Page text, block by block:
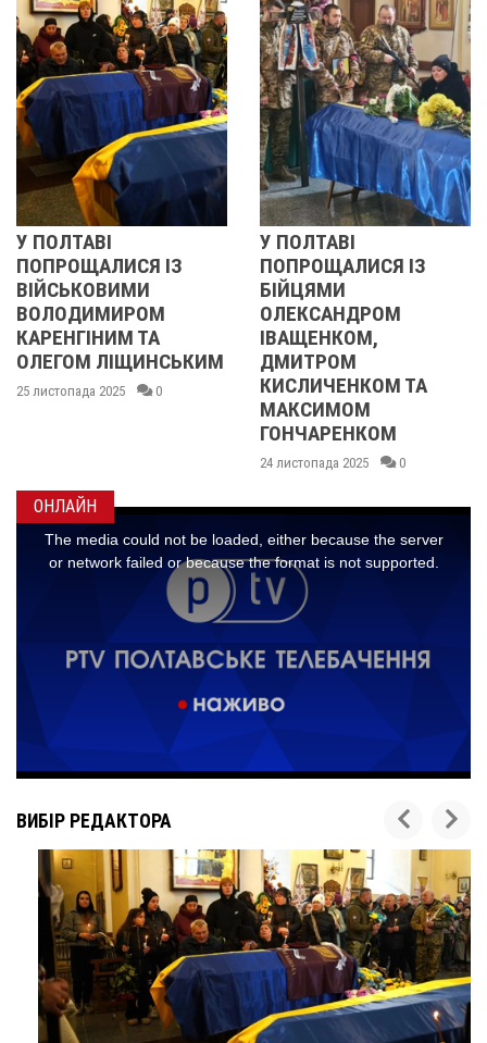
ІЗ
ТА
ЛІЩИНСЬКИМ
2025 0
У ПОЛТАВІ
ПОПРОЩАЛИСЯ ІЗ
БІЙЦЯМИ
ОЛЕКСАНДРОМ
ІВАЩЕНКОМ,
ДМИТРОМ
КИСЛИЧЕНКОМ ТА
МАКСИМОМ
ГОНЧАРЕНКОМ
24 листопада 2025 0
ОНЛАЙН
ВИБІР РЕДАКТОРА